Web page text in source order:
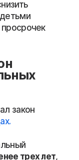
закон
трех лет,